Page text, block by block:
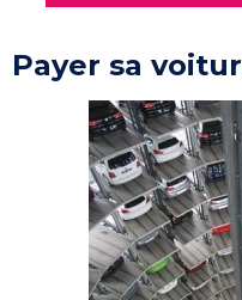
Payer sa